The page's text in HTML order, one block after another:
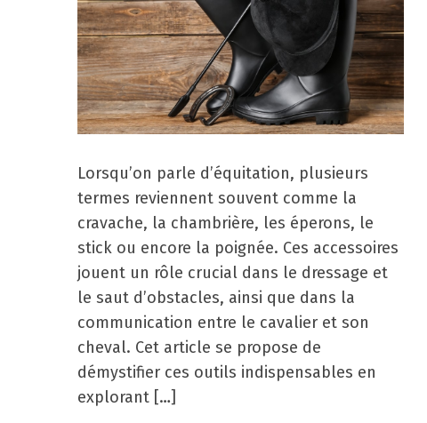
Lorsqu’on parle d’équitation, plusieurs
termes reviennent souvent comme la
cravache, la chambrière, les éperons, le
stick ou encore la poignée. Ces accessoires
jouent un rôle crucial dans le dressage et
le saut d’obstacles, ainsi que dans la
communication entre le cavalier et son
cheval. Cet article se propose de
démystifier ces outils indispensables en
explorant […]